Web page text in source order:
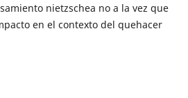
nietzschea no a la vez que
en el contexto del quehacer